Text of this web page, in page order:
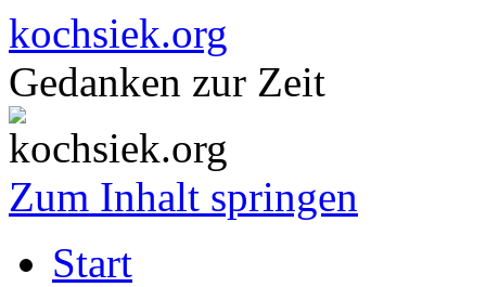
kochsiek.org
Gedanken zur Zeit
Zum Inhalt springen
Start